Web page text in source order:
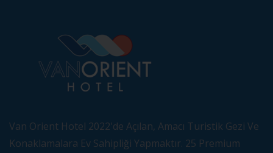
Van Orient Hotel 2022'de Açılan, Amacı Turistik Gezi Ve
Konaklamalara Ev Sahipliği Yapmaktır. 25 Premium